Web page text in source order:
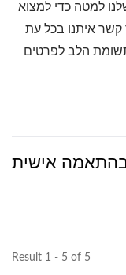
למטה כדי למצוא
איתנו בכל עת
הלב לפרטים
אישית
Result 1 - 5 of 5